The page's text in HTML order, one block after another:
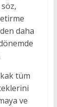
daha
tüm
ve